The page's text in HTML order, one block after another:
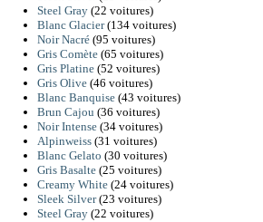
Steel Gray(22 voitures)
Blanc Glacier(134 voitures)
Noir Nacré(95 voitures)
Gris Comète(65 voitures)
Gris Platine(52 voitures)
Gris Olive(46 voitures)
Blanc Banquise(43 voitures)
Brun Cajou (36 voitures)
Noir Intense(34 voitures)
Alpinweiss(31 voitures)
Blanc Gelato (30 voitures)
Gris Basalte(25 voitures)
Creamy White(24 voitures)
Sleek Silver(23 voitures)
Steel Gray(22 voitures)